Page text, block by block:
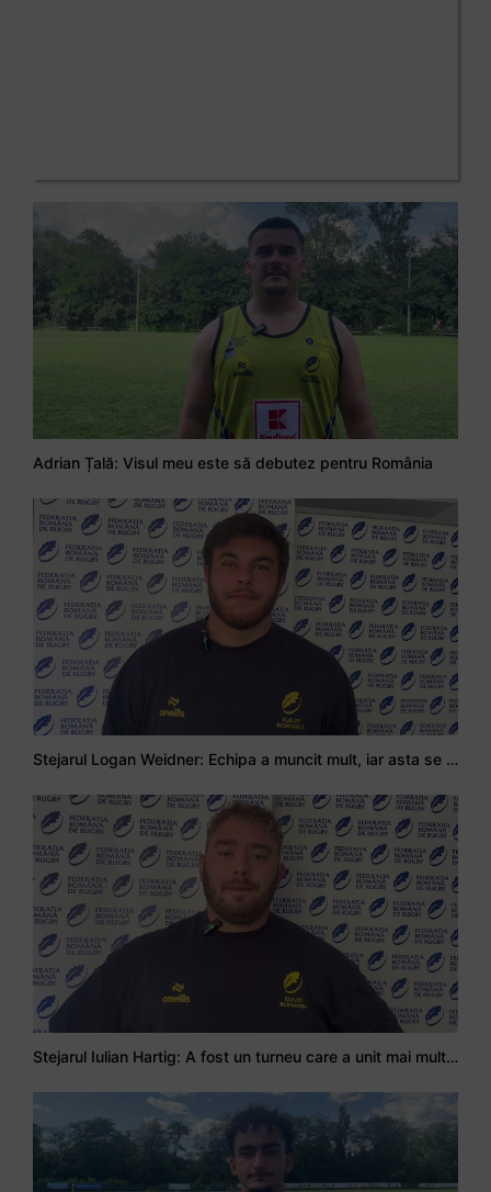
Adrian Țală: Visul meu este să debutez pentru România
Stejarul Logan Weidner: Echipa a muncit mult, iar asta se va vedea în meciurile de la Nations Cup
Stejarul Iulian Hartig: A fost un turneu care a unit mai mult echipa